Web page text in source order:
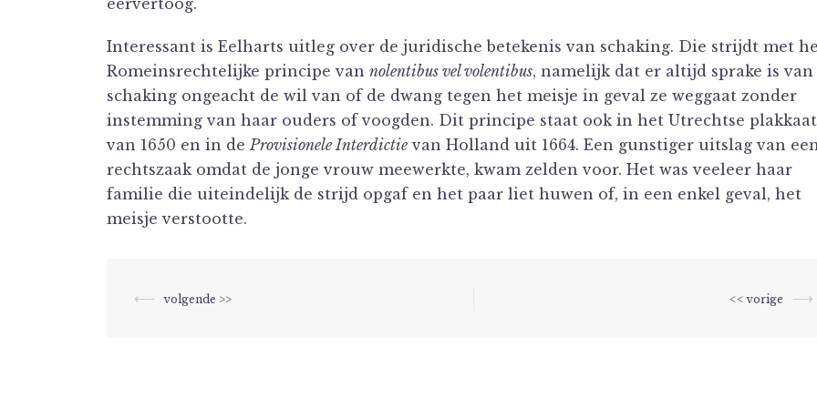
eervertoog.
Interessant is Eelharts uitleg over de juridische betekenis van schaking. Die strijdt met
Romeinsrechtelijke principe van nolentibus vel volentibus, namelijk dat er altijd sprake is van
schaking ongeacht de wil van of de dwang tegen het meisje in geval ze weggaat zonder
instemming van haar ouders of voogden. Dit principe staat ook in het Utrechtse plakkaat
van 1650 en in deProvisionele Interdictie van Holland uit 1664. Een gunstiger uitslag van
rechtszaak omdat de jonge vrouw meewerkte, kwam zelden voor. Het was veeleer haar
familie die uiteindelijk de strijd opgaf en het paar liet huwen of, in een enkel geval, het
meisje verstootte.
Berichtnavigatie
⟵ ⟶